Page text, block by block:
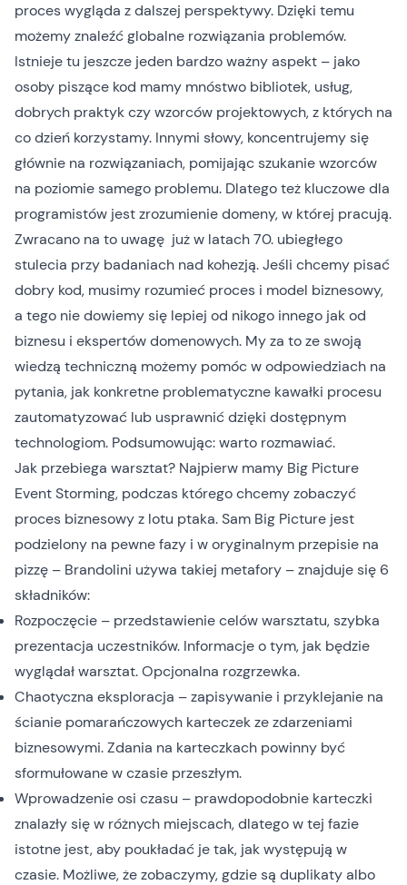
proces wygląda z dalszej perspektywy. Dzięki temu
możemy znaleźć globalne rozwiązania problemów.
Istnieje tu jeszcze jeden bardzo ważny aspekt – jako
osoby piszące kod mamy mnóstwo bibliotek, usług,
dobrych praktyk czy wzorców projektowych, z których na
co dzień korzystamy. Innymi słowy, koncentrujemy się
głównie na rozwiązaniach, pomijając szukanie wzorców
na poziomie samego problemu. Dlatego też kluczowe dla
programistów jest zrozumienie domeny, w której pracują.
Zwracano na to uwagę już w latach 70. ubiegłego
stulecia przy badaniach nad kohezją. Jeśli chcemy pisać
dobry kod, musimy rozumieć proces i model biznesowy,
a tego nie dowiemy się lepiej od nikogo innego jak od
biznesu i ekspertów domenowych. My za to ze swoją
wiedzą techniczną możemy pomóc w odpowiedziach na
pytania, jak konkretne problematyczne kawałki procesu
zautomatyzować lub usprawnić dzięki dostępnym
technologiom. Podsumowując: warto rozmawiać.
Jak przebiega warsztat? Najpierw mamy Big Picture
Event Storming, podczas którego chcemy zobaczyć
proces biznesowy z lotu ptaka. Sam Big Picture jest
podzielony na pewne fazy i w oryginalnym przepisie na
pizzę – Brandolini używa takiej metafory – znajduje się 6
składników:
Rozpoczęcie – przedstawienie celów warsztatu, szybka
prezentacja uczestników. Informacje o tym, jak będzie
wyglądał warsztat. Opcjonalna rozgrzewka.
Chaotyczna eksploracja – zapisywanie i przyklejanie na
ścianie pomarańczowych karteczek ze zdarzeniami
biznesowymi. Zdania na karteczkach powinny być
sformułowane w czasie przeszłym.
Wprowadzenie osi czasu – prawdopodobnie karteczki
znalazły się w różnych miejscach, dlatego w tej fazie
istotne jest, aby poukładać je tak, jak występują w
czasie. Możliwe, że zobaczymy, gdzie są duplikaty albo